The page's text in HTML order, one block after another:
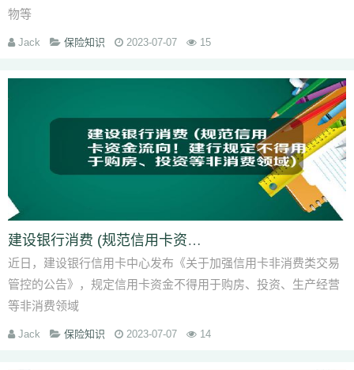
物等
Jack 保险知识 2023-07-07 15
建设银行消费 (规范信用卡资金流向！建行规定不得用于购房、投资等非消费领域)
近日，建设银行信用卡中心发布《关于加强信用卡非消费类交易
管控的公告》，规定信用卡资金不得用于购房、投资、生产经营
等非消费领域
Jack 保险知识 2023-07-07 14